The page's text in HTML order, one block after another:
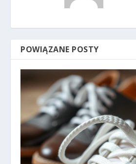
POWIĄZANE POSTY